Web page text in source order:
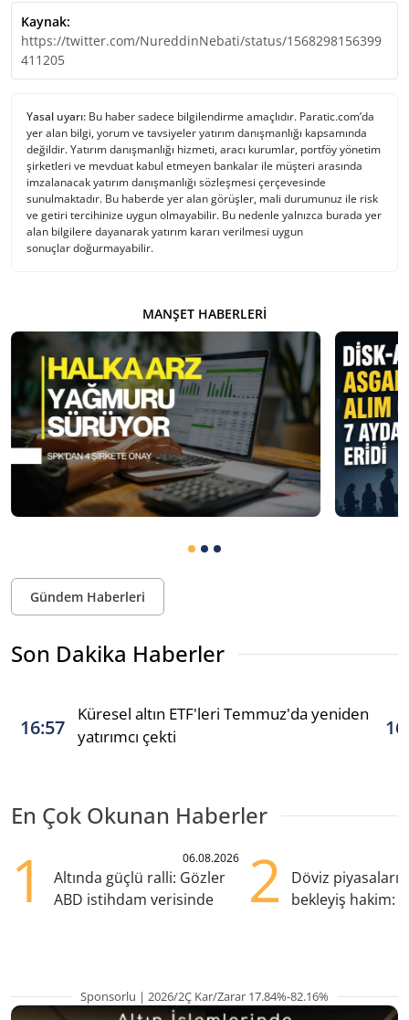
Kaynak:
https://twitter.com/NureddinNebati/status/1568298156399
411205
Yasal uyarı: Bu haber sadece bilgilendirme amaçlıdır. Paratic.com’da
yer alan bilgi, yorum ve tavsiyeler yatırım danışmanlığı kapsamında
değildir. Yatırım danışmanlığı hizmeti, aracı kurumlar, portföy yönetim
şirketleri ve mevduat kabul etmeyen bankalar ile müşteri arasında
imzalanacak yatırım danışmanlığı sözleşmesi çerçevesinde
sunulmaktadır. Bu haberde yer alan görüşler, mali durumunuz ile risk
ve getiri tercihinize uygun olmayabilir. Bu nedenle yalnızca burada yer
alan bilgilere dayanarak yatırım kararı verilmesi uygun
sonuçlar doğurmayabilir.
MANŞET HABERLERI
Gündem Haberleri
Son Dakika Haberler
16:57
Küresel altın ETF'leri Temmuz'da yeniden
yatırımcı çekti
En Çok Okunan Haberler
1 06.08.2026
Altında güçlü ralli: Gözler
ABD istihdam verisinde
2
Döviz
bekleyiş hakim:
Sponsorlu | 2026/2Ç Kar/Zarar 17.84%-82.16%